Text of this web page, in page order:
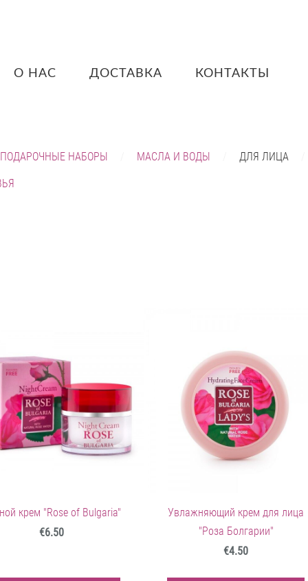
О НАС ДОСТАВКА КОНТАКТЫ
ПОДАРОЧНЫЕ НАБОРЫ МАСЛА И ВОДЫ ДЛЯ ЛИЦА
крем "Rose of Bulgaria"
€6.50
Увлажняющий крем для лица
"Роза Болгарии"
€4.50